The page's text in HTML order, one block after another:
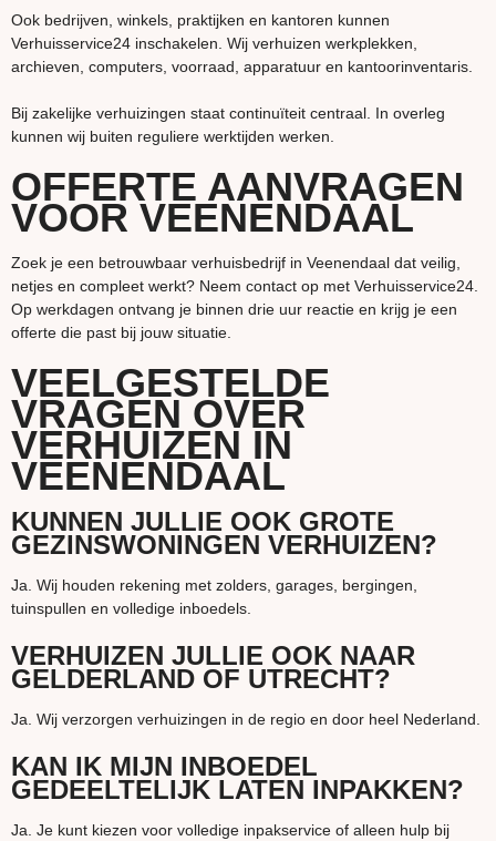
Ook bedrijven, winkels, praktijken en kantoren kunnen
Verhuisservice24 inschakelen. Wij verhuizen werkplekken,
archieven, computers, voorraad, apparatuur en kantoorinventaris.
Bij zakelijke verhuizingen staat continuïteit centraal. In overleg
kunnen wij buiten reguliere werktijden werken.
OFFERTE AANVRAGEN
VOOR VEENENDAAL
Zoek je een betrouwbaar verhuisbedrijf in Veenendaal dat veilig,
netjes en compleet werkt? Neem contact op met Verhuisservice24.
Op werkdagen ontvang je binnen drie uur reactie en krijg je een
offerte die past bij jouw situatie.
VEELGESTELDE
VRAGEN OVER
VERHUIZEN IN
VEENENDAAL
KUNNEN JULLIE OOK GROTE
GEZINSWONINGEN VERHUIZEN?
Ja. Wij houden rekening met zolders, garages, bergingen,
tuinspullen en volledige inboedels.
VERHUIZEN JULLIE OOK NAAR
GELDERLAND OF UTRECHT?
Ja. Wij verzorgen verhuizingen in de regio en door heel Nederland.
KAN IK MIJN INBOEDEL
GEDEELTELIJK LATEN INPAKKEN?
Ja. Je kunt kiezen voor volledige inpakservice of alleen hulp bij